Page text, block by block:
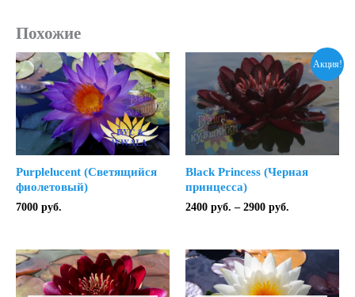
Похожие
Purplelucent (Светящийся
фиолетовый)
7000 руб.
Акция!
Black Princess (Черная
принцесса)
2400 руб. – 2900 руб.
–
2900 руб.